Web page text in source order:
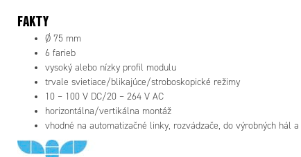
FAKTY
Ø 75 mm
6 farieb
vysoký alebo nízky profil modulu
trvale svietiace/blikajúce/stroboskopické režimy
10 – 100 V DC/20 – 264 V AC
horizontálna/vertikálna montáž
vhodné na automatizačné linky, rozvádzače, do výrobných hál